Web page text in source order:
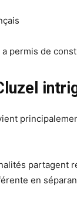
permis de
partagent
en